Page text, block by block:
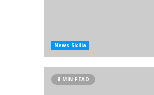
News Sicilia
8 MIN READ